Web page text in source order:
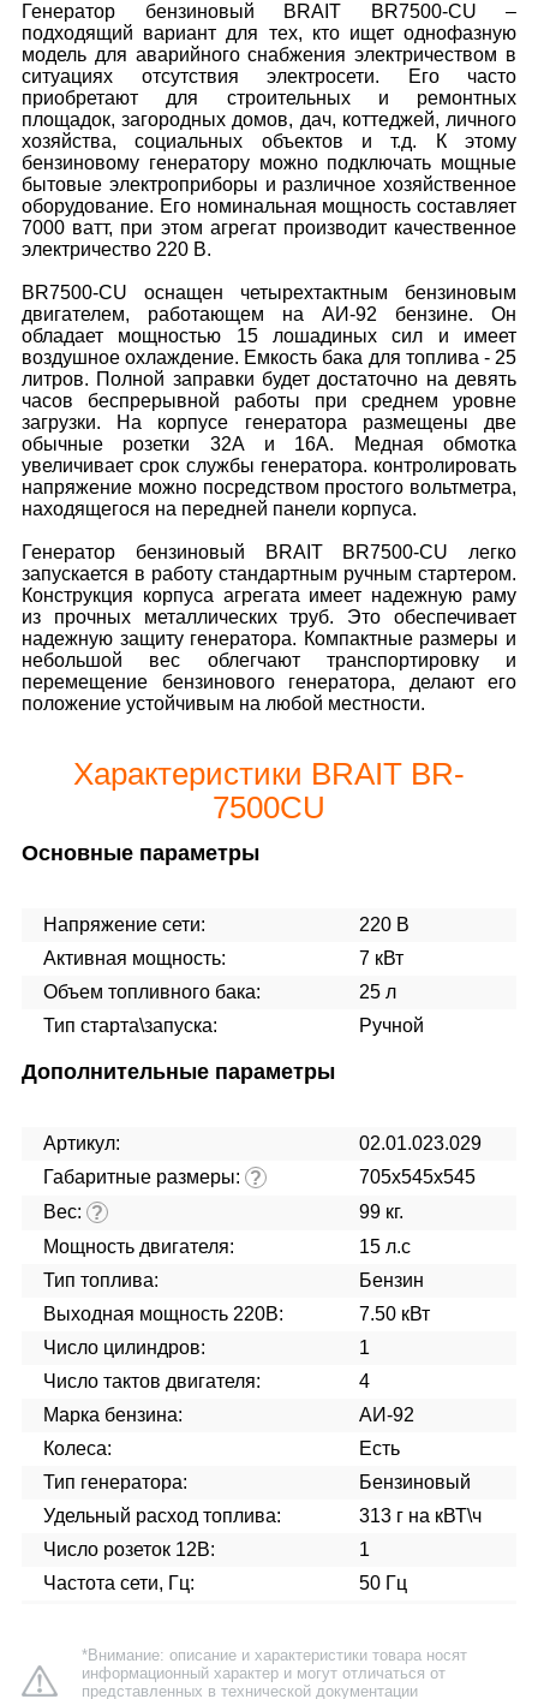
Генератор бензиновый BRAIT BR7500-CU –
подходящий вариант для тех, кто ищет однофазную
модель для аварийного снабжения электричеством в
ситуациях отсутствия электросети. Его часто
приобретают для строительных и ремонтных
площадок, загородных домов, дач, коттеджей, личного
хозяйства, социальных объектов и т.д. К этому
бензиновому генератору можно подключать мощные
бытовые электроприборы и различное хозяйственное
оборудование. Его номинальная мощность составляет
7000 ватт, при этом агрегат производит качественное
электричество 220 В.
BR7500-CU оснащен четырехтактным бензиновым
двигателем, работающем на АИ-92 бензине. Он
обладает мощностью 15 лошадиных сил и имеет
воздушное охлаждение. Емкость бака для топлива - 25
литров. Полной заправки будет достаточно на девять
часов беспрерывной работы при среднем уровне
загрузки. На корпусе генератора размещены две
обычные розетки 32А и 16А. Медная обмотка
увеличивает срок службы генератора. контролировать
напряжение можно посредством простого вольтметра,
находящегося на передней панели корпуса.
Генератор бензиновый BRAIT BR7500-CU легко
запускается в работу стандартным ручным стартером.
Конструкция корпуса агрегата имеет надежную раму
из прочных металлических труб. Это обеспечивает
надежную защиту генератора. Компактные размеры и
небольшой вес облегчают транспортировку и
перемещение бензинового генератора, делают его
положение устойчивым на любой местности.
Характеристики BRAIT BR-
7500CU
Основные параметры
Напряжение сети:
220 В
Активная мощность:
7 кВт
Объем топливного бака:
25 л
Тип старта\запуска:
Ручной
Дополнительные параметры
Артикул:
02.01.023.029
Габаритные размеры: ?
705х545х545
Вес: ?
99 кг.
Мощность двигателя:
15 л.с
Тип топлива:
Бензин
Выходная мощность 220В:
7.50 кВт
Число цилиндров:
1
Число тактов двигателя:
4
Марка бензина:
АИ-92
Колеса:
Есть
Тип генератора:
Бензиновый
Удельный расход топлива:
313 г на кВТ\ч
Число розеток 12В:
1
Частота сети, Гц:
50 Гц
*Внимание: описание и характеристики товара носят
информационный характер и могут отличаться от
представленных в технической документации